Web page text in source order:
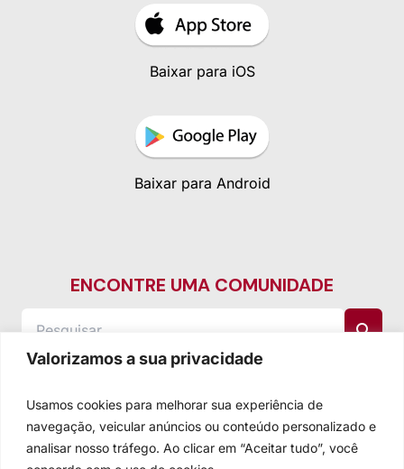
Valorizamos a sua privacidade
Usamos cookies para melhorar sua experiência de
navegação, veicular anúncios ou conteúdo personalizado e
analisar nosso tráfego. Ao clicar em “Aceitar tudo”, você
Baixar para iOS
Baixar para Android
ENCONTRE UMA COMUNIDADE